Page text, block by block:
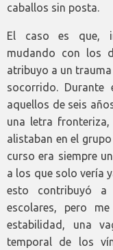
caballos sin posta.
El caso es que,
mudando con los
atribuyo a un
socorrido.
aquellos de seis
una letra
alistaban en el
curso era siempre
a los que solo vería
esto contribuyó a
escolares, pero
estabilidad, una
temporal de los